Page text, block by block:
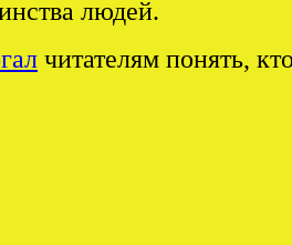
людей.
читателям понять,